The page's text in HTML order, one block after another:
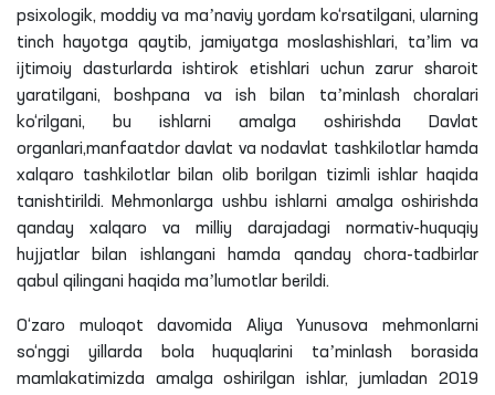
psixologik, moddiy va maʼnaviy yordam ko‘rsatilgani, ularning
tinch hayotga qaytib, jamiyatga moslashishlari, taʼlim va
ijtimoiy dasturlarda ishtirok etishlari uchun zarur sharoit
yaratilgani, boshpana va ish bilan taʼminlash choralari
ko‘rilgani, bu ishlarni amalga oshirishda Davlat
organlari,manfaatdor davlat va nodavlat tashkilotlar hamda
xalqaro tashkilotlar bilan olib borilgan tizimli ishlar haqida
tanishtirildi. Mehmonlarga ushbu ishlarni amalga oshirishda
qanday xalqaro va milliy darajadagi normativ-huquqiy
hujjatlar bilan ishlangani hamda qanday chora-tadbirlar
qabul qilingani haqida maʼlumotlar berildi.
O‘zaro muloqot davomida Aliya Yunusova mehmonlarni
so‘nggi yillarda bola huquqlarini taʼminlash borasida
mamlakatimizda amalga oshirilgan ishlar, jumladan 2019